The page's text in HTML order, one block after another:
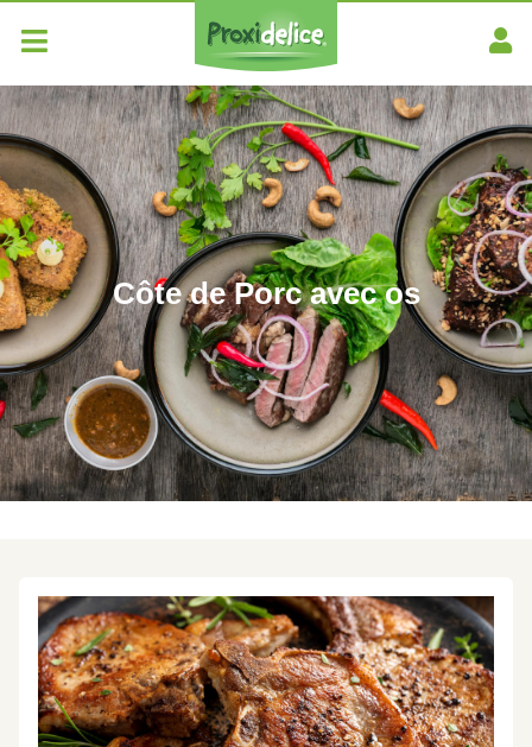
Côte de Porc avec os